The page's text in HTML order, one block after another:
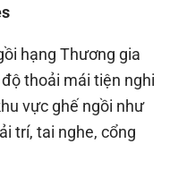
hạng Thương gia
thoải mái tiện nghi
vực ghế ngồi như
trí, tai nghe, cổng